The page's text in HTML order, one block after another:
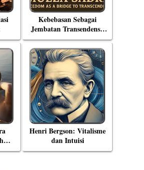
Kebebasan Sebagai
Jembatan Transendensi:
Menyelami Filsafat
Eksistensial Mulla Sadra
Henri Bergson: Vitalisme
dan Intuisi